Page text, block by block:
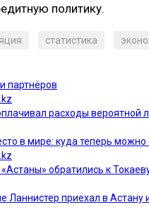
политику.
статистика